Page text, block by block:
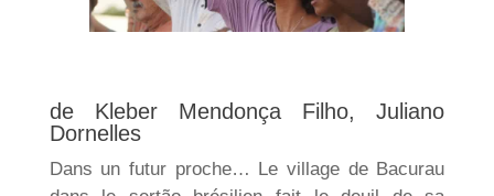
de Kleber Mendonça Filho, Juliano
Dornelles
Dans un futur proche… Le village de Bacurau